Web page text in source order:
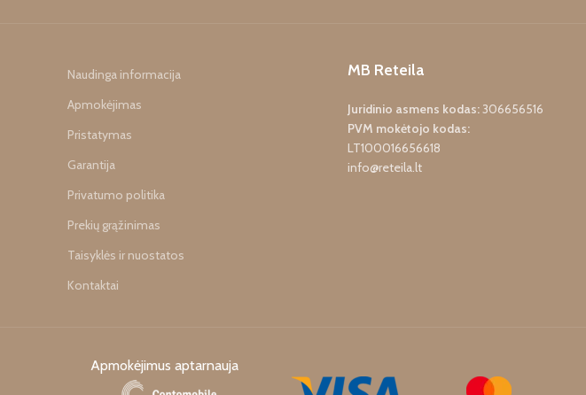
Naudinga informacija
Apmokėjimas
Pristatymas
Garantija
Privatumo politika
Prekių grąžinimas
Taisyklės ir nuostatos
Kontaktai
MB Reteila
Juridinio asmens kodas:306656516
PVM mokėtojo kodas:
LT100016656618
info@reteila.lt
Apmokėjimus aptarnauja